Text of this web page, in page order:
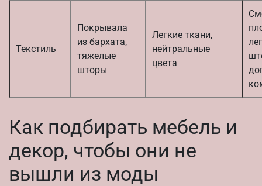
Текстиль
Покрывала
из бархата,
тяжелые
шторы
Легкие ткани,
нейтральные
цвета
Как подбирать мебель и
декор, чтобы они не
вышли из моды